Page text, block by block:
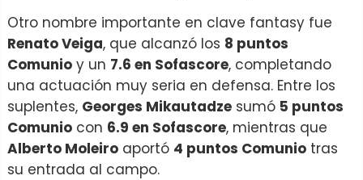
Otro nombre importante en clave fantasy fue
Renato Veiga, que alcanzó los 8 puntos
Comunio y un 7.6 en Sofascore, completando
una actuación muy seria en defensa. Entre los
suplentes, Georges Mikautadze sumó 5 puntos
Comunio con 6.9 en Sofascore, mientras que
Alberto Moleiro aportó 4 puntos Comunio tras
su entrada al campo.